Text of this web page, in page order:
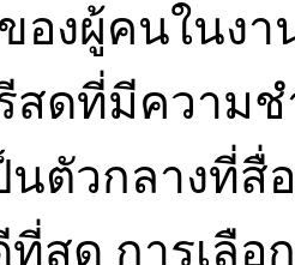
งผู้คนในงา
สดที่มีความ
นตัวกลางที่สื่
สุด การเลือ